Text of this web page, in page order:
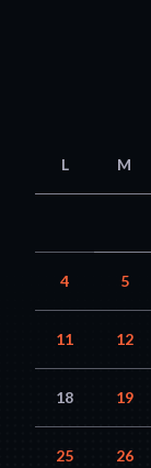
L M
4 5
11 12
18 19
25 26